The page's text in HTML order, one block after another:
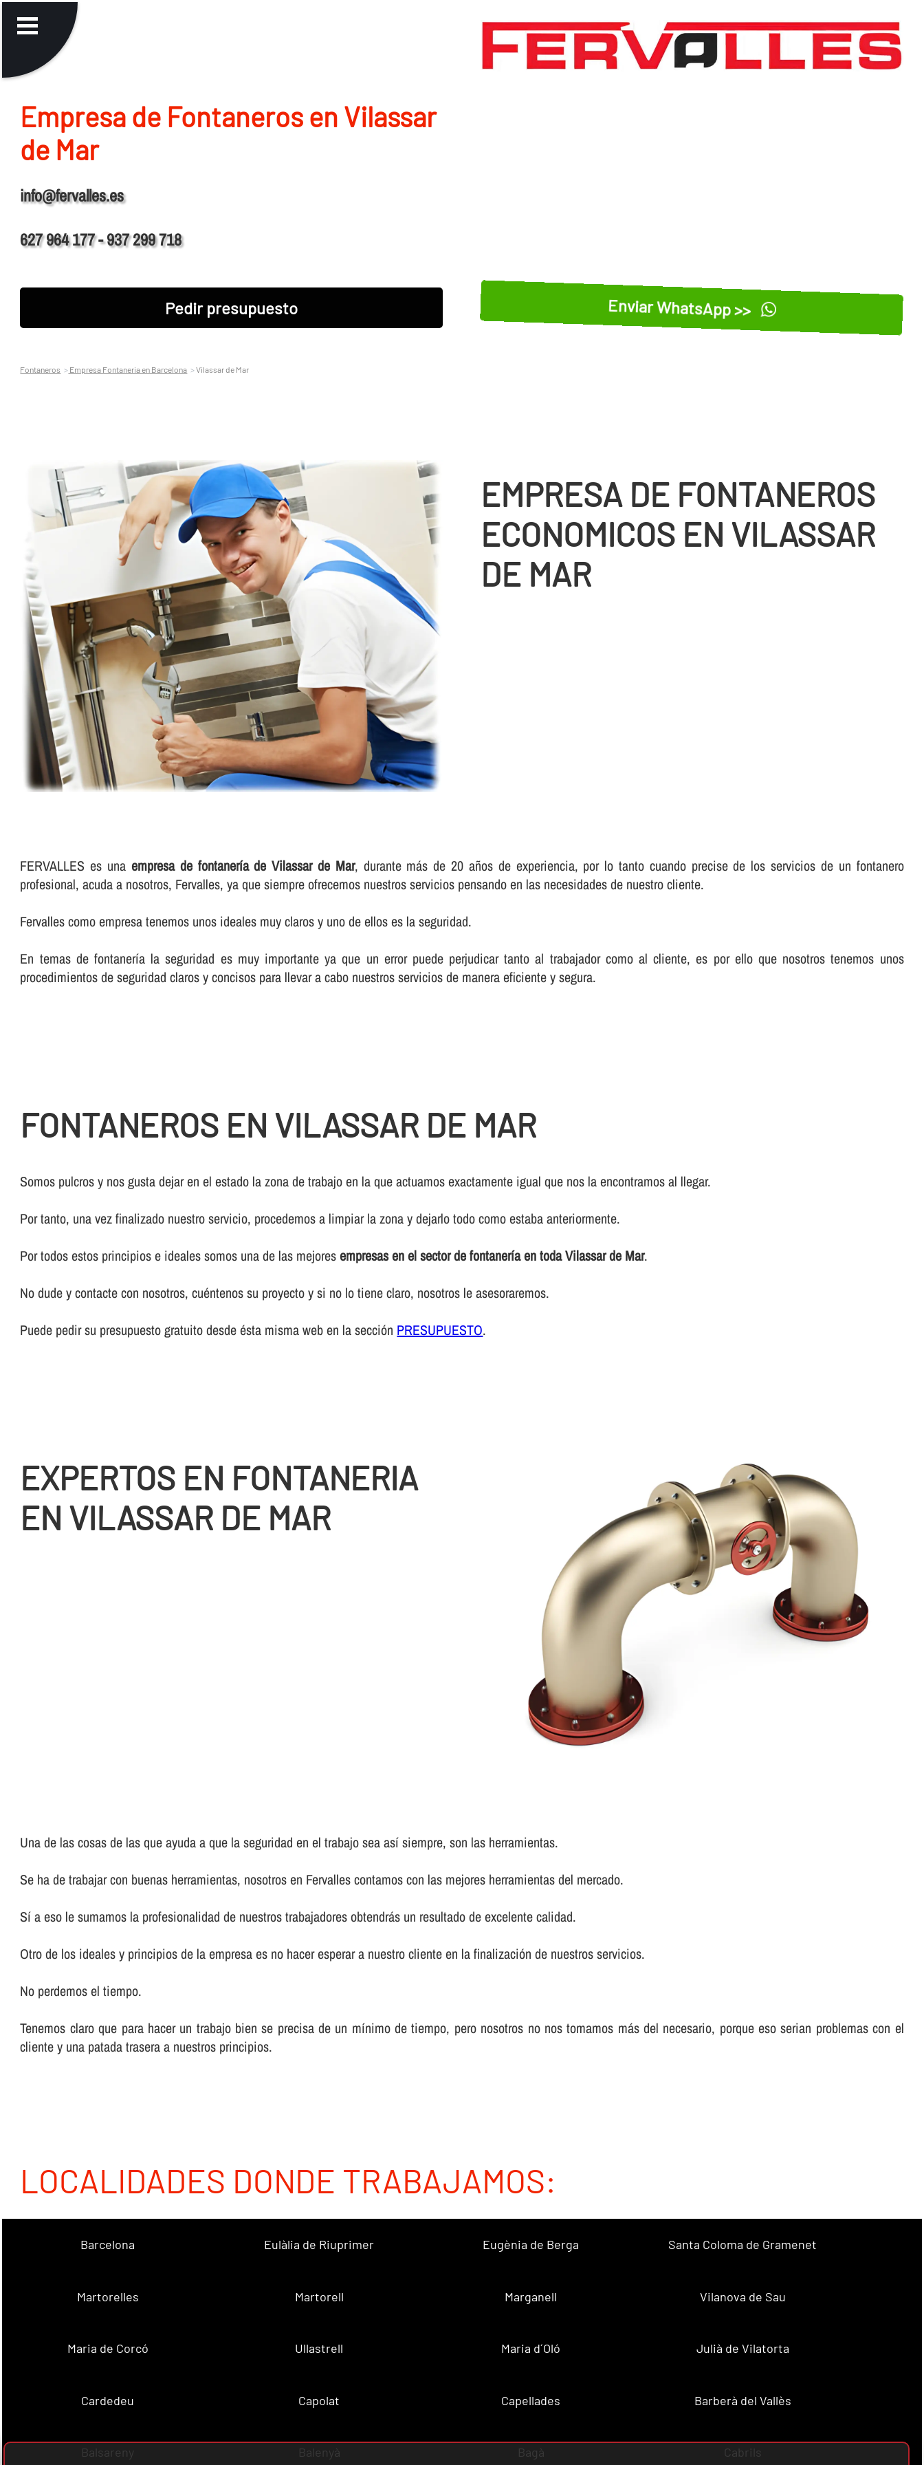
Empresa de Fontaneros en Vilassar
de Mar
info@fervalles.es
627 964 177 - 937 299 718
Pedir presupuesto Enviar WhatsApp >>
Fontaneros Empresa Fontaneria en Barcelona Vilassar de Mar
EMPRESA DE FONTANEROS
ECONOMICOS EN VILASSAR
DE MAR
FERVALLES es una empresa de fontanerí­a de Vilassar de Mar, durante más de 20 años de experiencia, por lo tanto cuando precise de los servicios de un fontanero
profesional, acuda a nosotros, Fervalles, ya que siempre ofrecemos nuestros servicios pensando en las necesidades de nuestro cliente.
Fervalles como empresa tenemos unos ideales muy claros y uno de ellos es la seguridad.
En temas de fontanerí­a la seguridad es muy importante ya que un error puede perjudicar tanto al trabajador como al cliente, es por ello que nosotros tenemos unos
procedimientos de seguridad claros y concisos para llevar a cabo nuestros servicios de manera eficiente y segura.
FONTANEROS EN VILASSAR DE MAR
Somos pulcros y nos gusta dejar en el estado la zona de trabajo en la que actuamos exactamente igual que nos la encontramos al llegar.
Por tanto, una vez finalizado nuestro servicio, procedemos a limpiar la zona y dejarlo todo como estaba anteriormente.
Por todos estos principios e ideales somos una de las mejoresempresas en el sector de fontanerí­a en toda Vilassar de Mar.
No dude y contacte con nosotros, cuéntenos su proyecto y si no lo tiene claro, nosotros le asesoraremos.
Puede pedir su presupuesto gratuito desde ésta misma web en la sección PRESUPUESTO.
EXPERTOS EN FONTANERIA
EN VILASSAR DE MAR
Una de las cosas de las que ayuda a que la seguridad en el trabajo sea así­ siempre, son las herramientas.
Se ha de trabajar con buenas herramientas, nosotros en Fervalles contamos con las mejores herramientas del mercado.
Sí­ a eso le sumamos la profesionalidad de nuestros trabajadores obtendrás un resultado de excelente calidad.
Otro de los ideales y principios de la empresa es no hacer esperar a nuestro cliente en la finalización de nuestros servicios.
No perdemos el tiempo.
Tenemos claro que para hacer un trabajo bien se precisa de un mí­nimo de tiempo, pero nosotros no nos tomamos más del necesario, porque eso serian problemas con el
cliente y una patada trasera a nuestros principios.
LOCALIDADES DONDE TRABAJAMOS:
Barcelona Eulàlia de Riuprimer Eugènia de Berga Santa Coloma de Gramenet
Martorelles Martorell Marganell Vilanova de Sau
Maria de Corcó Ullastrell Maria d´Oló Julià de Vilatorta
Cardedeu Capolat Capellades Barberà del Vallès
Balsareny Balenyà Bagà Cabrils